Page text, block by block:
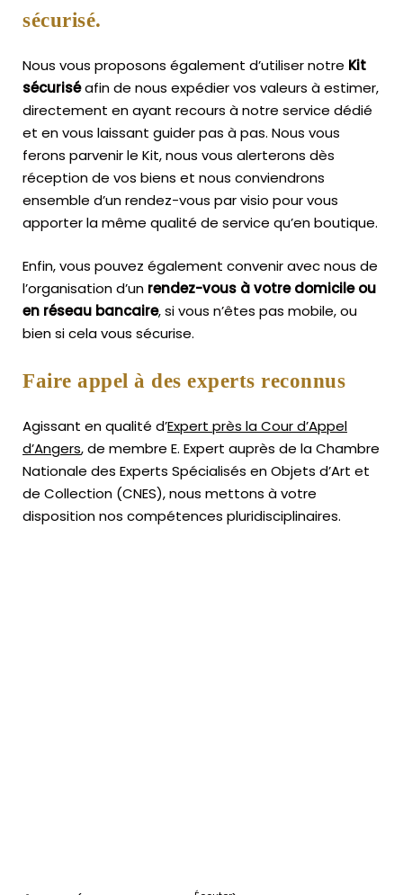
sécurisé.
Nous vous proposons également d’utiliser notre Kit
sécuriséafin de nous expédier vos valeurs à estimer,
directement en ayant recours à notre service dédié
et en vous laissant guider pas à pas. Nous vous
ferons parvenir le Kit, nous vous alerterons dès
réception de vos biens et nous conviendrons
ensemble d’un rendez-vous par visio pour vous
apporter la même qualité de service qu’en boutique.
Enfin, vous pouvez également convenir avec nous de
l’organisation d’un rendez-vous à votre domicile ou
en réseau bancaire, si vous n’êtes pas mobile, ou
bien si cela vous sécurise.
Faire appel à des experts reconnus
Agissant en qualité d’Expert près la Cour d’Appel
d’Angers, de membre E. Expert auprès de laChambre
Nationale des Experts Spécialisés en Objets d’Art et
de Collection (CNES),nous mettons à votre
disposition nos compétences pluridisciplinaires.